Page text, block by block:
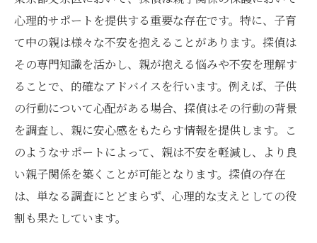
心理的サポートを提供する重要な存在です。特に、子育
て中の親は様々な不安を抱えることがあります。探偵は
その専門知識を活かし、親が抱える悩みや不安を理解す
ることで、的確なアドバイスを行います。例えば、子供
の行動について心配がある場合、探偵はその行動の背景
を調査し、親に安心感をもたらす情報を提供します。こ
のようなサポートによって、親は不安を軽減し、より良
い親子関係を築くことが可能となります。探偵の存在
は、単なる調査にとどまらず、心理的な支えとしての役
割も果たしています。